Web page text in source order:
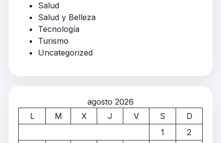
Salud
Salud y Belleza
Tecnología
Turismo
Uncategorized
agosto 2026
L
M X J V S
D
1
2